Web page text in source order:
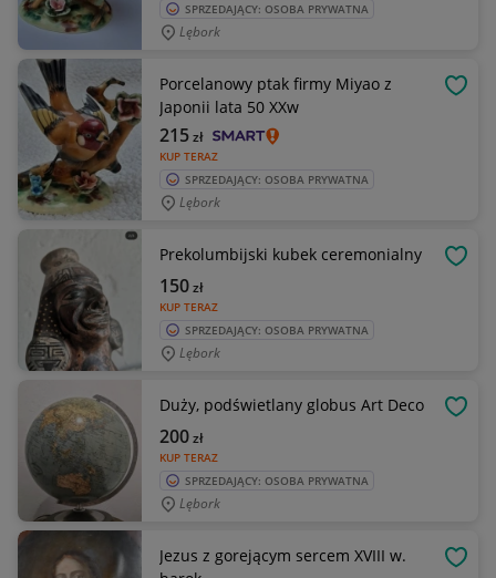
SPRZEDAJĄCY: OSOBA PRYWATNA
Lębork
Porcelanowy ptak firmy Miyao z
Japonii lata 50 XXw
KUP TERAZ
215zł
SPRZEDAJĄCY: OSOBA PRYWATNA
Lębork
Prekolumbijski kubek ceremonialny
KUP TERAZ
150zł
SPRZEDAJĄCY: OSOBA PRYWATNA
Lębork
Duży, podświetlany globus Art Deco
KUP TERAZ
200zł
SPRZEDAJĄCY: OSOBA PRYWATNA
Lębork
Jezus z gorejącym sercem XVIII w.